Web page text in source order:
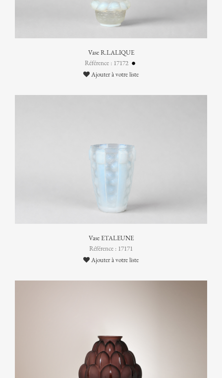
Vase R.LALIQUE
Référence : 17172
Ajouter à votre liste
Vase ETALEUNE
Référence : 17171
Ajouter à votre liste